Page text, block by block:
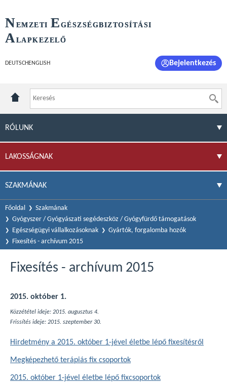
NEMZETI E GÉSZSÉGBIZTOSÍTÁSI
ALAPKEZELŐ
DEUTSCH ENGLISH Bejelentkezés
RÓLUNK
LAKOSSÁGNAK
SZAKMÁNAK
Főoldal
Szakmának
Gyógyszer / Gyógyászati segédeszköz / Gyógyfürdő támogatások
Egészségügyi vállalkozásoknak
Gyártók, forgalomba hozók
Fixesítés - archívum 2015
Fixesítés - archívum 2015
2015. október 1.
Közzététel ideje: 2015. augusztus 4.
Frissítés ideje: 2015. szeptember 30.
Hirdetmény a 2015. október 1-jével életbe lépő fixesítésről
Megképezhető terápiás fix csoportok
2015. október 1-jével életbe lépő fixcsoportok